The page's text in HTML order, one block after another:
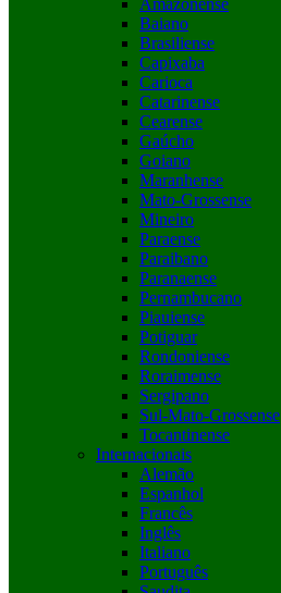
Baiano
Brasiliense
Capixaba
Carioca
Catarinense
Cearense
Gaúcho
Goiano
Maranhense
Mato-Grossense
Mineiro
Paraense
Paraibano
Paranaense
Pernambucano
Piauiense
Potiguar
Rondoniense
Roraimense
Sergipano
Sul-Mato-Grossense
Tocantinense
Internacionais
Alemão
Espanhol
Francês
Inglês
Italiano
Português